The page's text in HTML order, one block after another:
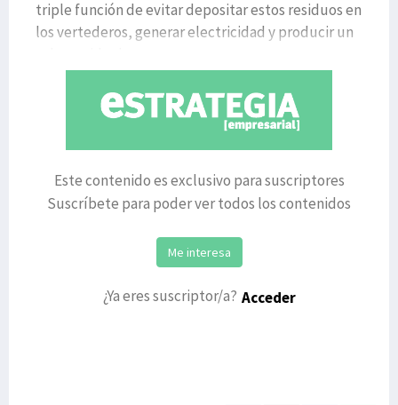
triple función de evitar depositar estos residuos en
los vertederos, generar electricidad y producir un
Este contenido es exclusivo para suscriptores
Suscríbete para poder ver todos los contenidos
Me interesa
¿Ya eres suscriptor/a? Acceder